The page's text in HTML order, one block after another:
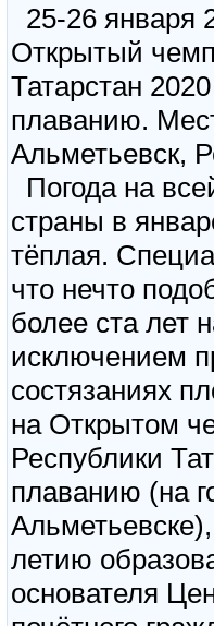
25-26 января
Открытый
Татарстан
плаванию.
Альметьевск,
Погода на
страны в
тёплая.
что нечто
более ста лет
исключением
состязаниях
на Открытом
Республики
плаванию (на
летию
основателя